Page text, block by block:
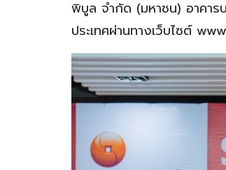
พิบูล จำกัด (มหาชน) อาคา
ประเทศผ่านทางเว็บไซต์